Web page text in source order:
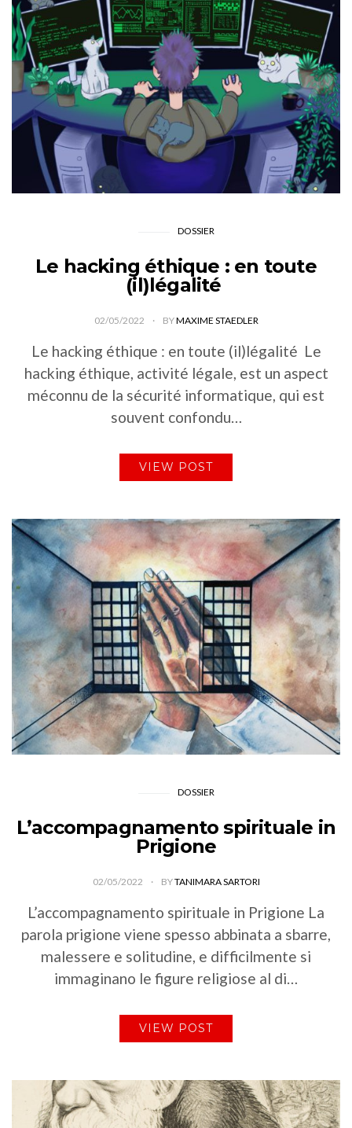
DOSSIER
Le hacking éthique : en toute
(il)légalité
02/05/2022 BYMAXIME STAEDLER
Le hacking éthique : en toute (il)légalité Le
hacking éthique, activité légale, est un aspect
méconnu de la sécurité informatique, qui est
souvent confondu…
VIEW POST
DOSSIER
L’accompagnamento spirituale in
Prigione
02/05/2022 BYTANIMARA SARTORI
L’accompagnamento spirituale in Prigione La
parola prigione viene spesso abbinata a sbarre,
malessere e solitudine, e difficilmente si
immaginano le figure religiose al di…
VIEW POST